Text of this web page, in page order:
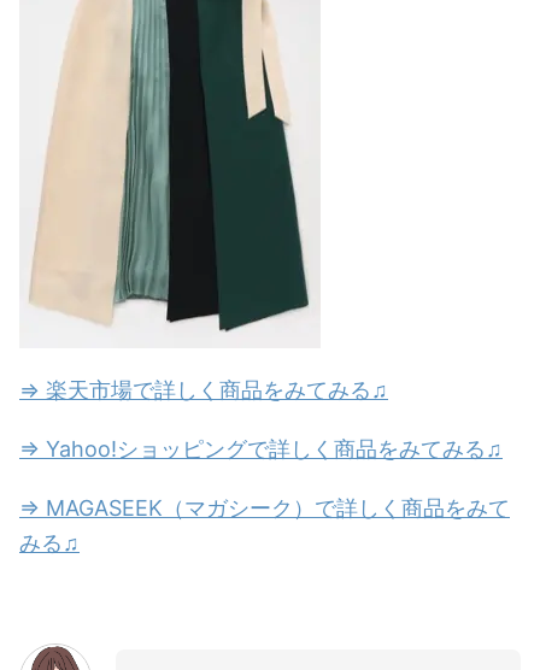
⇒ 楽天市場で詳しく商品をみてみる♫
⇒ Yahoo!ショッピングで詳しく商品をみてみる♫
⇒ MAGASEEK（マガシーク）で詳しく商品をみて
みる♫